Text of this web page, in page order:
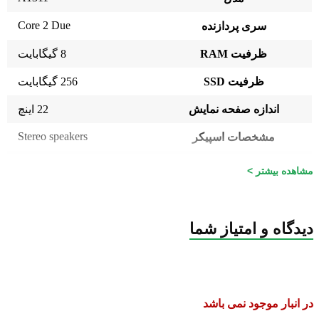
سری پردازنده Core 2 Due
ظرفیت RAM 8 گیگابایت
ظرفیت SSD 256 گیگابایت
اندازه صفحه نمایش 22 اینچ
مشخصات اسپیکر Stereo speakers
نسخه بلوتوث
برند
مشاهده بیشتر >
دیدگاه و امتیاز شما
در انبار موجود نمی باشد